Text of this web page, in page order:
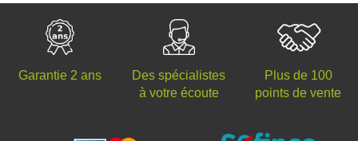
Garantie 2 ans
Des spécialistes
à votre écoute
Plus de 100
points de vente